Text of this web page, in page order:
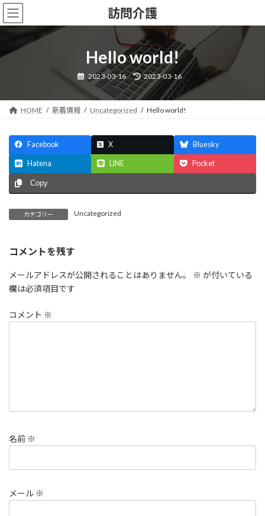
コ
ン
ツ
ッ
ナ
ビ
シ
移
訪問介護
Hello world!
2023-03-16
最
終
更
新
時
2023-03-16
HOME 新着情報 Uncategorized Hello world!
Facebook X Bluesky
Hatena LINE Pocket
Copy
カテゴリー Uncategorized
コメントを残す
メールアドレスが公開されることはありません。 ※ が付いている
欄は必須項目です
コメント ※
名前 ※
メール ※